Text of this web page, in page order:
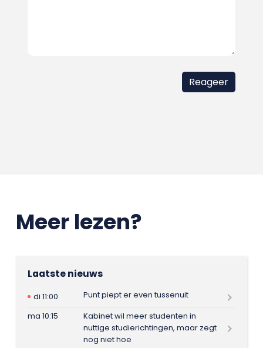
Meer lezen?
Laatste nieuws
di 11:00
Punt piept er even tussenuit
ma 10:15
Kabinet wil meer studenten in
nuttige studierichtingen, maar zegt
nog niet hoe